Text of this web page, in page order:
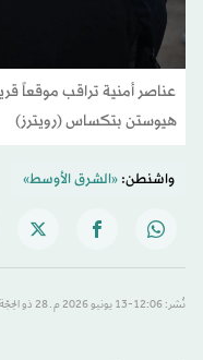
عناصر أمنية تراقب موقعاً
هيوستن بتكساس (رويترز)
واشنطن:«الشرق الأوسط»
نُشر: 12:06-13 يونيو 2026 م ـ 28 ذو الحِجّة 1447 هـ